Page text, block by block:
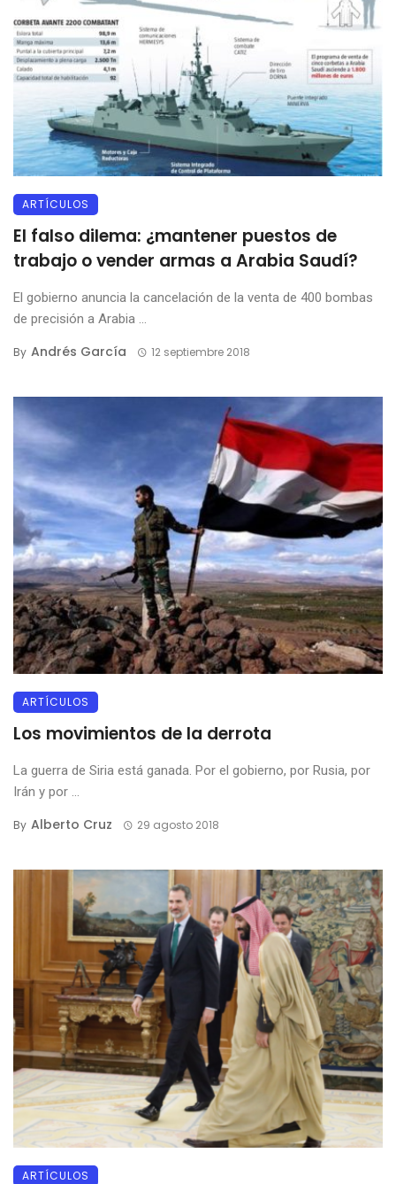
ARTÍCULOS
El falso dilema: ¿mantener puestos de
trabajo o vender armas a Arabia Saudí?
El gobierno anuncia la cancelación de la venta de 400 bombas
de precisión a Arabia ...
By Andrés García 12 septiembre 2018
ARTÍCULOS
Los movimientos de la derrota
La guerra de Siria está ganada. Por el gobierno, por Rusia, por
Irán y por ...
By Alberto Cruz 29 agosto 2018
ARTÍCULOS